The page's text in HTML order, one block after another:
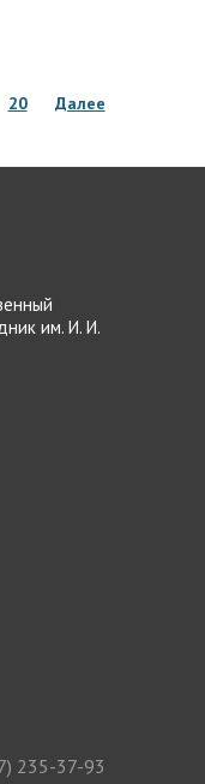
20 Далее
им. И. И.
235-37-93